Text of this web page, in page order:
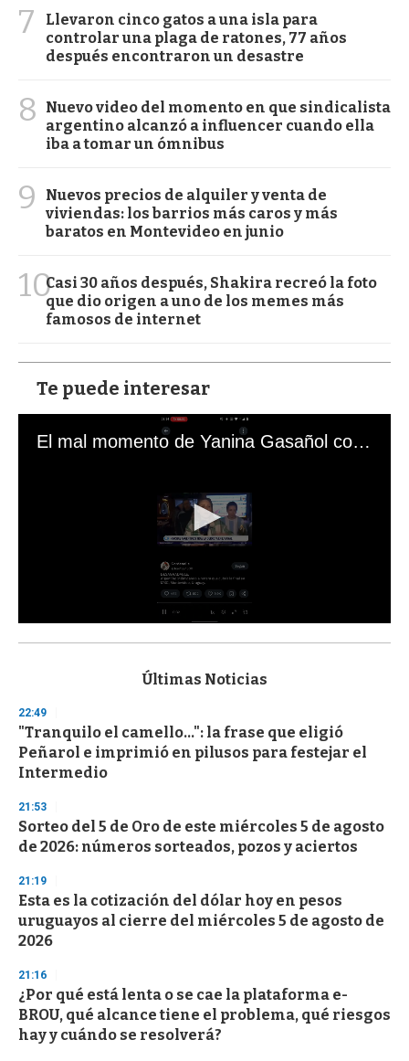
7
Llevaron cinco gatos a una isla para
controlar una plaga de ratones, 77 años
después encontraron un desastre
8
Nuevo video del momento en que sindicalista
argentino alcanzó a influencer cuando ella
iba a tomar un ómnibus
9
Nuevos precios de alquiler y venta de
viviendas: los barrios más caros y más
baratos en Montevideo en junio
10Casi 30 años después, Shakira recreó la foto
que dio origen a uno de los memes más
famosos de internet
Te puede interesar
El mal momento de Yanina Gasañol con un hincha argentino en "Subrayado"
s
d
s
o
f
3
s
e
c
o
d
s
Últimas Noticias
22:49
"Tranquilo el camello...": la frase que eligió
Peñarol e imprimió en pilusos para festejar el
Intermedio
21:53
Sorteo del 5 de Oro de este miércoles 5 de agosto
de 2026: números sorteados, pozos y aciertos
21:19
Esta es la cotización del dólar hoy en pesos
uruguayos al cierre del miércoles 5 de agosto de
2026
21:16
¿Por qué está lenta o se cae la plataforma e-
BROU, qué alcance tiene el problema, qué riesgos
hay y cuándo se resolverá?